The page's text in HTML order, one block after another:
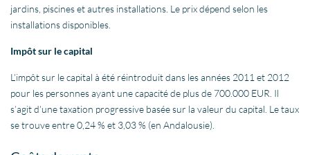
jardins, piscines et autres installations. Le prix dépend selon les
installations disponibles.
Impôt sur le capital
L’impôt sur le capital à été réintroduit dans les années 2011 et 2012
pour les personnes ayant une capacité de plus de 700.000 EUR. Il
s’agit d’une taxation progressive basée sur la valeur du capital. Le taux
se trouve entre 0,24 % et 3,03 % (en Andalousie).